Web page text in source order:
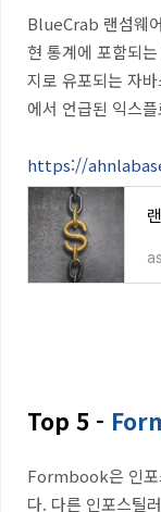
BlueCrab 랜섬웨
현 통계에 포함되
지로 유포되는 자
에서 언급된 익스
https://
Top 5 -
Formbook은 인
다. 다른 인포스틸